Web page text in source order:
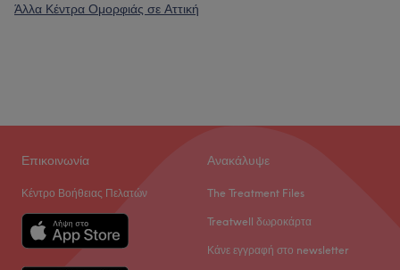
Άλλα Κέντρα Ομορφιάς σε Αττική
Επικοινωνία
Κέντρο Βοήθειας Πελατών
Ανακάλυψε
The Treatment Files
Treatwell δωροκάρτα
Κάνε εγγραφή στο newsletter